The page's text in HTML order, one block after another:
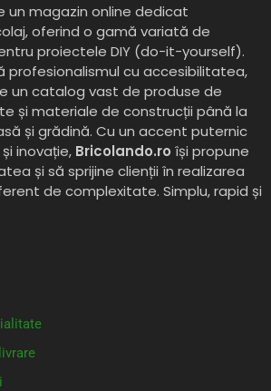
un magazin online dedicat
oferind o gamă variată de
proiectele DIY (do-it-yourself).
profesionalismul cu accesibilitatea,
un catalog vast de produse de
și materiale de construcții până la
și grădină. Cu un accent puternic
inovație, Bricolando.ro își propune
și să sprijine clienții în realizarea
de complexitate. Simplu, rapid și